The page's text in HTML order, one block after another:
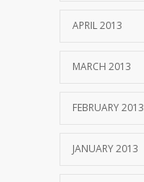
APRIL 2013
MARCH 2013
FEBRUARY 2013
JANUARY 2013